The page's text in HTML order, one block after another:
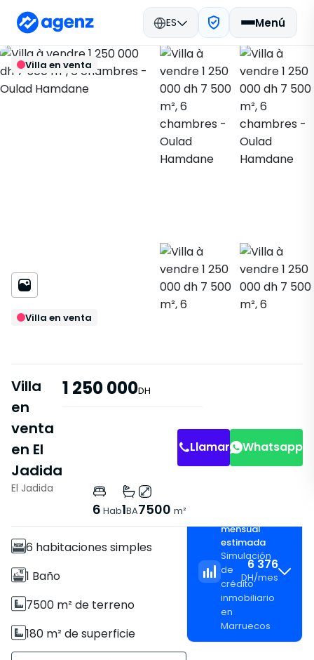
ES Menú
Volver Bienes raíces en Marruecos
Comprar El Jadida Villa 271965 Guardar
Villa en venta
Villa en venta
Villa
en
venta
en El
Jadida
1 250 000DH
El Jadida
6 Hab1BA7500 m²
Llamar Whatsapp
Características
6 habitaciones simples
1 Baño
7500 m² de terreno
180 m² de superficie
construida
mensual
estimada
Simulación
de
crédito
inmobiliario
en
Marruecos
6 376
DH/mes